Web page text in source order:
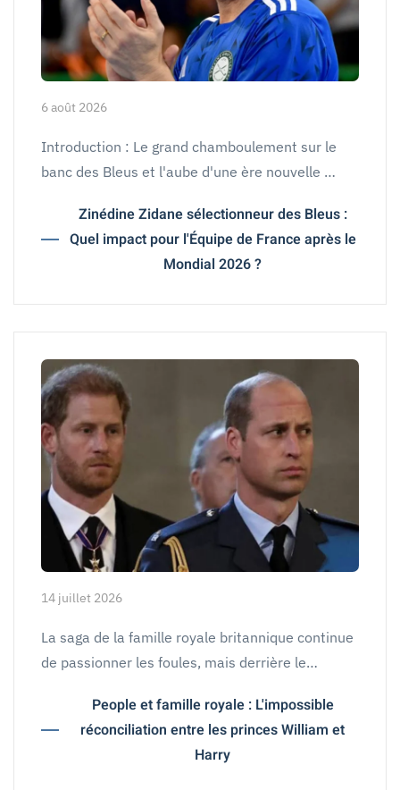
6 août 2026
Introduction : Le grand chamboulement sur le
banc des Bleus et l'aube d'une ère nouvelle …
Zinédine Zidane sélectionneur des Bleus :
Quel impact pour l'Équipe de France après le
Mondial 2026 ?
14 juillet 2026
La saga de la famille royale britannique continue
de passionner les foules, mais derrière le…
People et famille royale : L'impossible
réconciliation entre les princes William et
Harry